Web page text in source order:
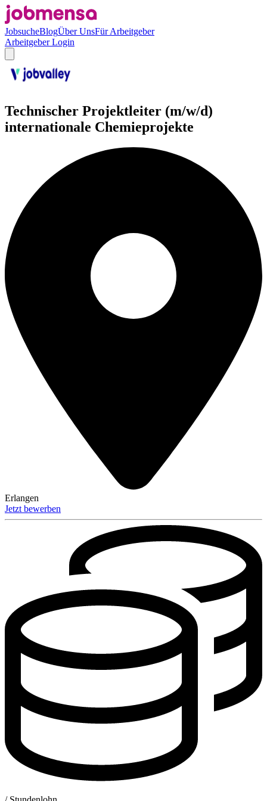
JobsucheBlogÜber UnsFür Arbeitgeber
Arbeitgeber Login
Technischer Projektleiter (m/w/d)
internationale Chemieprojekte
Erlangen
Jetzt bewerben